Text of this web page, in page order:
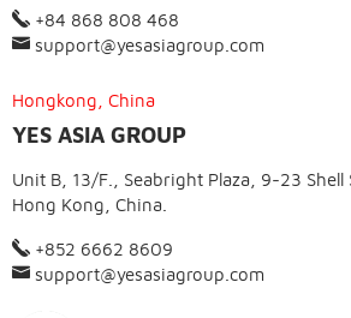
+84 868 808 468
support@yesasiagroup.com
Hongkong, China
YES ASIA GROUP
Unit B, 13/F., Seabright Plaza, 9-23 Shell
Hong Kong, China.
+852 6662 8609
support@yesasiagroup.com